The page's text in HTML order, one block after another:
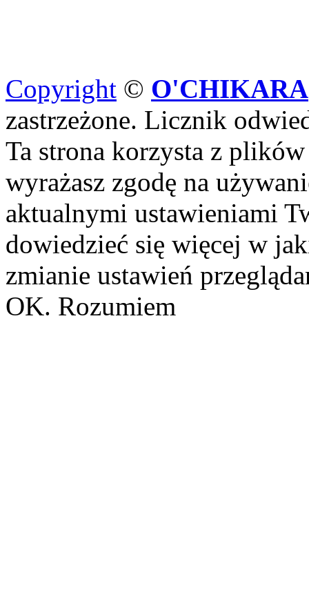
Copyright © O'CHIKARA
zastrzeżone. Licznik
Ta strona korzysta z
wyrażasz zgodę na
aktualnymi ustawieniami
dowiedzieć się więcej w
zmianie ustawień
OK. Rozumiem